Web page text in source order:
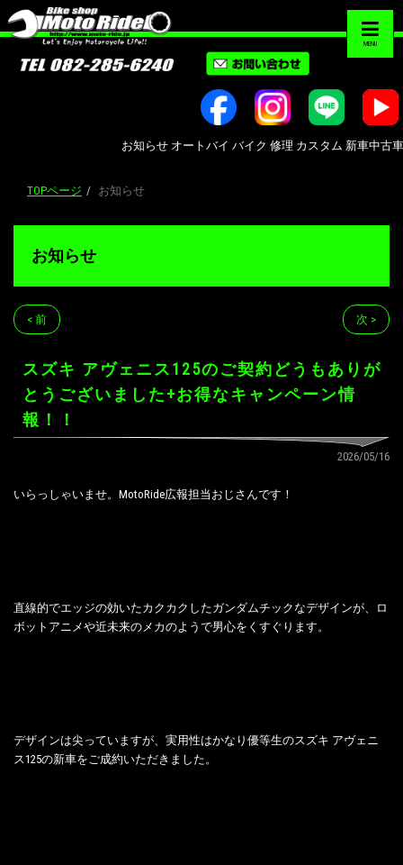
MENU
お知らせ オートバイ バイク 修理 カスタム 新車中古車販
TOPページ お知らせ
お知らせ
< 前 次 >
スズキ アヴェニス125のご契約どうもありが
とうございました+お得なキャンペーン情
報！！
2026/05/16
いらっしゃいませ。MotoRide広報担当おじさんです！
直線的でエッジの効いたカクカクしたガンダムチックなデザインが、ロ
ボットアニメや近未来のメカのようで男心をくすぐります。
デザインは尖っていますが、実用性はかなり優等生のスズキ アヴェニ
ス125の新車をご成約いただきました。